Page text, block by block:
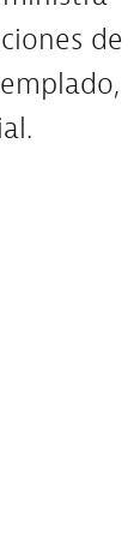
de